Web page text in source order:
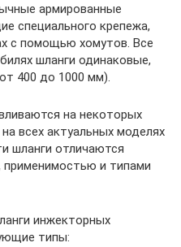
армированные
специального крепежа,
с помощью хомутов. Все
шланги одинаковые,
400 до 1000 мм).
на некоторых
всех актуальных моделях
шланги отличаются
применимостью и типами
инжекторных
типы: